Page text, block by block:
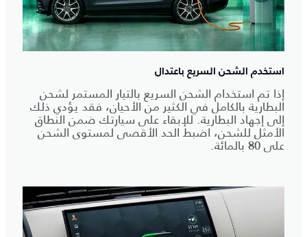
استخدم الشحن السريع باعتدال
إذا تم استخدام الشحن السريع بالتيار المستمر لشحن
البطارية بالكامل في الكثير من الأحيان، فقد يؤدي ذلك
إلى إجهاد البطارية. للإبقاء على سيارتك ضمن النطاق
الأمثل للشحن، اضبط الحد الأقصى لمستوى الشحن
على 80 بالمائة.